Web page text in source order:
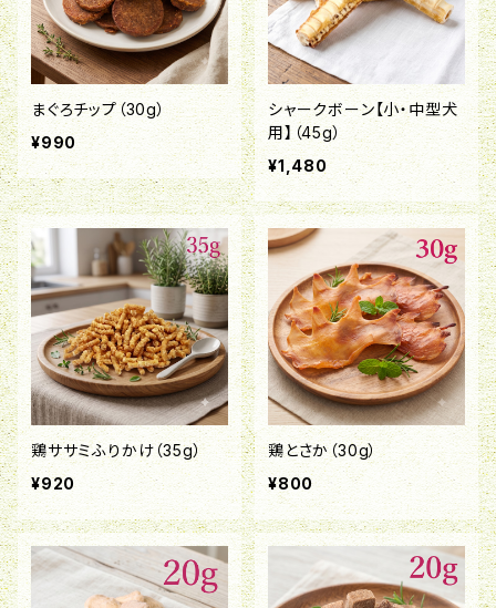
まぐろチップ（30g）
¥990
シャークボーン【小・中型犬
用】（45g）
¥1,480
鶏ササミふりかけ（35g）
¥920
鶏とさか（30g）
¥800